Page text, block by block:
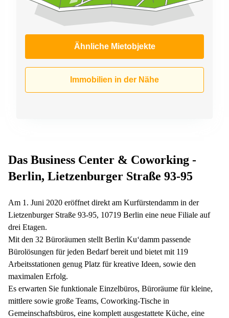
Ähnliche Mietobjekte
Immobilien in der Nähe
Das Business Center & Coworking -
Berlin, Lietzenburger Straße 93-95
Am 1. Juni 2020 eröffnet direkt am Kurfürstendamm in der
Lietzenburger Straße 93-95, 10719 Berlin eine neue Filiale auf
drei Etagen.
Mit den 32 Büroräumen stellt Berlin Ku‘damm passende
Bürolösungen für jeden Bedarf bereit und bietet mit 119
Arbeitsstationen genug Platz für kreative Ideen, sowie den
maximalen Erfolg.
Es erwarten Sie funktionale Einzelbüros, Büroräume für kleine,
mittlere sowie große Teams, Coworking-Tische in
Gemeinschaftsbüros, eine komplett ausgestattete Küche, eine